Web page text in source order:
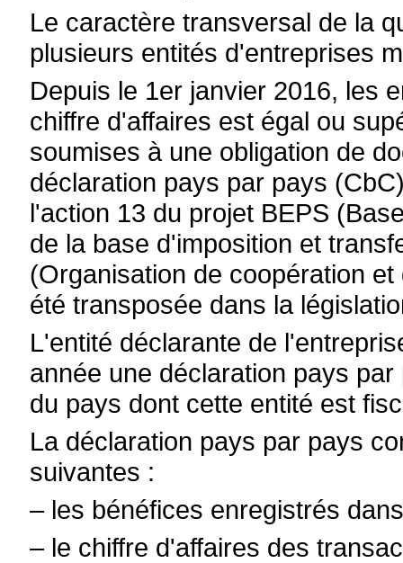
Le caractère transversal de la
plusieurs entités d'entreprises
Depuis le 1er janvier 2016, les
chiffre d'affaires est égal ou
soumises à une obligation de
déclaration pays par pays
l'action 13 du projet BEPS
de la base d'imposition et
(Organisation de coopération
été transposée dans la
L'entité déclarante de
année une déclaration pays
du pays dont cette entité est
La déclaration pays par pays
suivantes :
– les bénéfices enregistrés
– le chiffre d'affaires des